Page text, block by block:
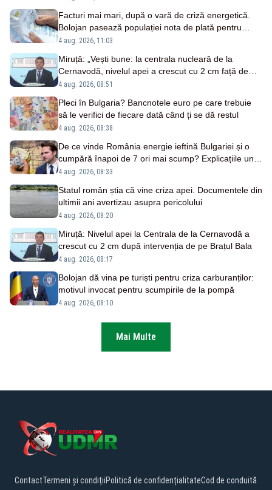
Facturi mai mari, după o vară de criză energetică.
Bolojan pasează populației nota de plată pentru
importurile costisitoare
4 aug. 2026, 11:03
Miruță: „Vești bune: la centrala nucleară de la
Cernavodă, nivelul apei a crescut cu 2 cm față de
ziua trecută”
4 aug. 2026, 08:51
Pleci în Bulgaria? Bancnotele euro pe care trebuie
să le verifici de fiecare dată când ți se dă restul
4 aug. 2026, 08:38
De ce vinde România energie ieftină Bulgariei și o
cumpără înapoi de 7 ori mai scump? Explicațiile unui
fost ministru
4 aug. 2026, 08:33
Statul român știa că vine criza apei. Documentele din
ultimii ani avertizau asupra pericolului
4 aug. 2026, 08:20
Miruță: Nivelul apei la Centrala de la Cernavodă a
crescut cu 2 cm după intervenția de pe Brațul Bala
4 aug. 2026, 08:17
Bolojan dă vina pe turiști pentru criza carburanților:
motivul invocat pentru scumpirile de la pompă
4 aug. 2026, 08:10
Mai Multe
ContactTermeni și condițiiPolitică de confidențialitateCod de conduită